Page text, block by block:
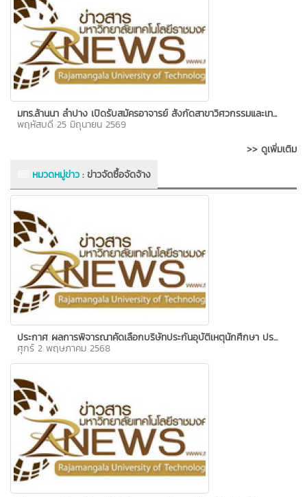
มทร.ล้านนา ลำปาง เปิดรับสมัครอาจารย์ สังกัดสาขาวิศวกรรมและเท...
พฤหัสบดี 25 มิถุนายน 2569
>> ดูเพิ่มเติม
หมวดหมู่ข่าว:ข่าวจัดซื้อจัดจ้าง
ประกาศ ผลการพิจารณาคัดเลือกบริษัทประกันอุบัติเหตุนักศึกษา ปร...
ศุกร์ 2 พฤษภาคม 2568